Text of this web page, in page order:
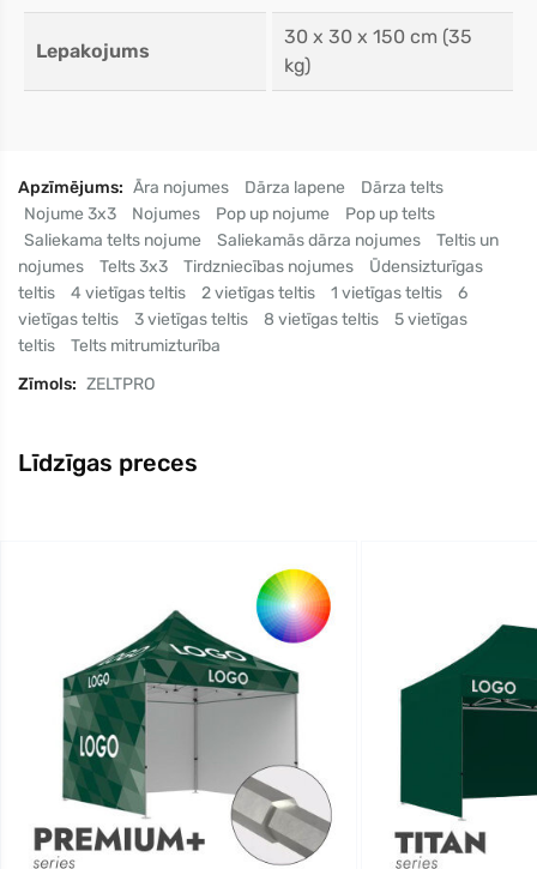
Lepakojums
30 x 30 x 150 cm (35
kg)
Apzīmējums: Āra nojumes Dārza lapene
Dārza telts
Nojume 3x3
Nojumes Pop up nojume
Pop up telts
Saliekama telts nojume
Saliekamās dārza nojumes
Teltis un
nojumes
Telts 3x3 Tirdzniecības nojumes
Ūdensizturīgas
teltis
4 vietīgas teltis 2 vietīgas teltis 1 vietīgas teltis
6
vietīgas teltis
3 vietīgas teltis 8 vietīgas teltis
5 vietīgas
teltis
Telts mitrumizturība
Zīmols: ZELTPRO
Līdzīgas preces